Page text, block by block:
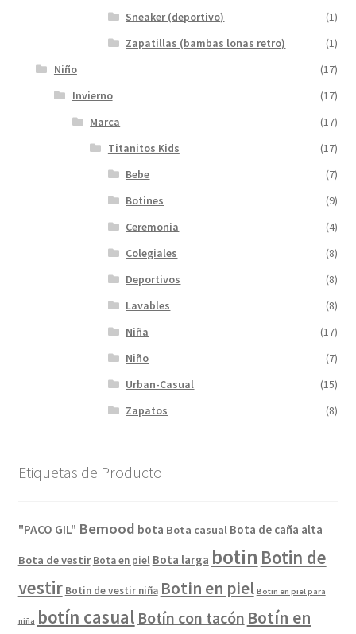
Sneaker (deportivo)
(1)
Zapatillas (bambas lonas retro)
(1)
Niño
(17)
Invierno
(17)
Marca
(17)
Titanitos Kids
(17)
Bebe
(7)
Botines
(9)
Ceremonia
(4)
Colegiales
(8)
Deportivos
(8)
Lavables
(8)
Niña
(17)
Niño
(7)
Urban-Casual
(15)
Zapatos
(8)
Etiquetas de Producto
"PACO GIL" Bemood bota Bota casual Bota de caña alta
Bota de vestir Bota en piel Bota larga botin Botin de
vestir Botin de vestir niña Botin en piel Botin en piel para
niña botín casual Botín con tacón Botín en